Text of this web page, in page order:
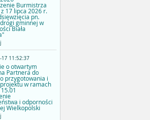
Burmistrza
z 17 lipca 2026 r.
pn.
gminnej w
Biała
17 11:52:37
o otwartym
Partnera do
przygotowania i
w ramach
i odporności
Wielkopolski